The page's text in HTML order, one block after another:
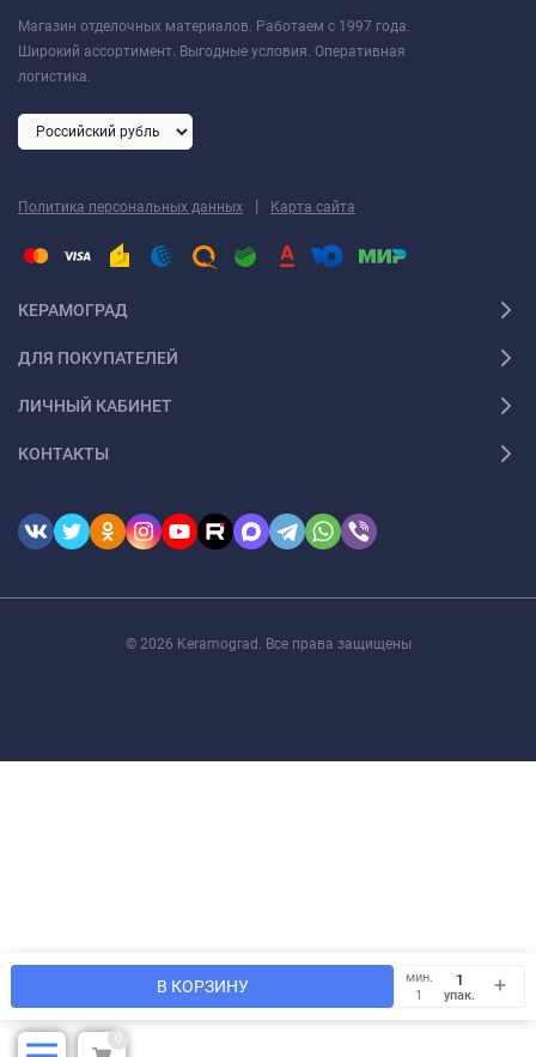
В КОРЗИНУ
мин.
1
упак.
Магазин отделочных материалов. Работаем с 1997 года.
Широкий ассортимент. Выгодные условия. Оперативная
логистика.
Политика персональных данных | Карта сайта
КЕРАМОГРАД
ДЛЯ ПОКУПАТЕЛЕЙ
ЛИЧНЫЙ КАБИНЕТ
КОНТАКТЫ
© 2026 Keramograd. Все права защищены
0
Мы используем файлы cookie, чтобы сайт был лучше для
OK